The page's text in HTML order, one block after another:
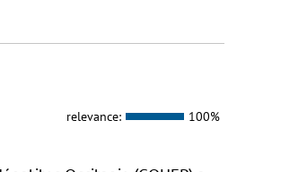
relevance: 100%